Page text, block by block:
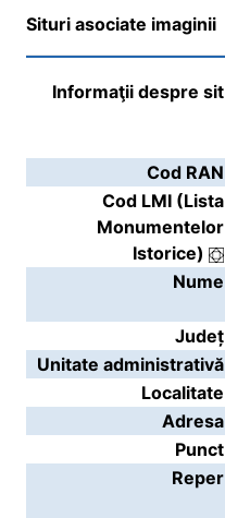
Situri asociate imaginii
Informaţii despre sit
Cod RAN
Cod LMI (Lista
Monumentelor
Istorice)
Nume
Județ
Unitate administrativă
Localitate
Adresa
Punct
Reper